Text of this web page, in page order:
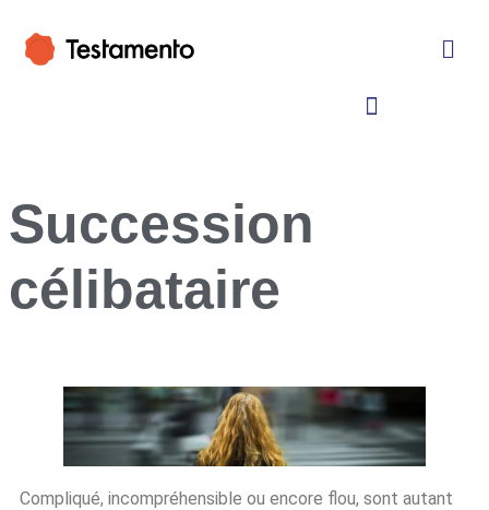
Succession
célibataire
Compliqué, incompréhensible ou encore flou, sont autant